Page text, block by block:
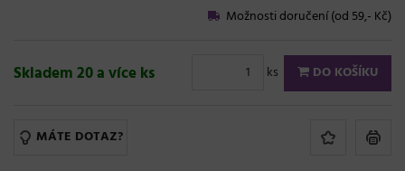
Možnosti doručení (od 59,- Kč)
Skladem 20 a více ks ks DO KOŠÍKU
MÁTE DOTAZ?